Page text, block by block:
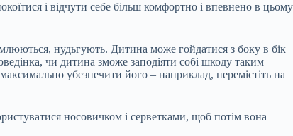
і відчути себе більш комфортно і впевнено в цьому
нудьгують. Дитина може гойдатися з боку в бік
чи дитина зможе заподіяти собі шкоду таким
убезпечити його – наприклад, перемістіть на
носовичком і серветками, щоб потім вона